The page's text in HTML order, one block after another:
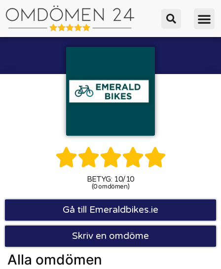

BETYG: 10/10
(0 omdömen)
Gå till Emeraldbikes.ie
Skriv en omdöme
Alla omdömen